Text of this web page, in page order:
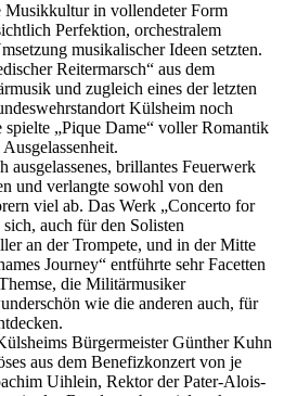
Musikkultur in vollendeter Form
Perfektion, orchestralem
musikalischer Ideen setzten.
Reitermarsch“ aus dem
und zugleich eines der letzten
Külsheim noch
spielte „Pique Dame“ voller Romantik
ausgelassenes, brillantes Feuerwerk
und verlangte sowohl von den
viel ab. Das Werk „Concerto for
auch für den Solisten
an der Trompete, und in der Mitte
Journey“ entführte sehr Facetten
die Militärmusiker
wie die anderen auch, für
Bürgermeister Günther Kuhn
aus dem Benefizkonzert von je
Uihlein, Rektor der Pater-Alois-